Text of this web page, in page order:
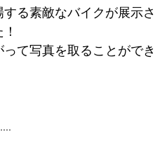
る素敵なバイクが展示さ
て写真を取ることができ